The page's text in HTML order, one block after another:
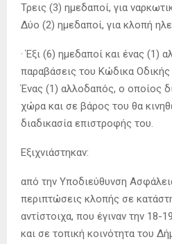
Τρεις (3) ημεδαποί, για
Δύο (2) ημεδαποί, για κλοπή
· Έξι (6) ημεδαποί και ένας (1)
παραβάσεις του Κώδικα
Ένας (1) αλλοδαπός, ο οποίος
χώρα και σε βάρος του θα
διαδικασία επιστροφής του.
Εξιχνιάστηκαν:
από την Υποδιεύθυνση
περιπτώσεις κλοπής σε
αντίστοιχα, που έγιναν την 18-
και σε τοπική κοινότητα του